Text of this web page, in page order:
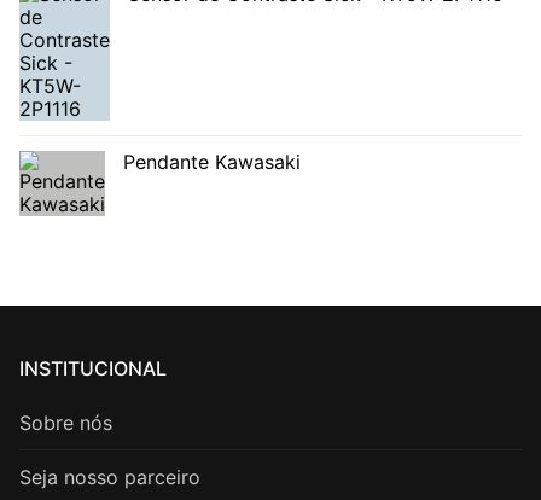
Pendante Kawasaki
INSTITUCIONAL
Sobre nós
Seja nosso parceiro